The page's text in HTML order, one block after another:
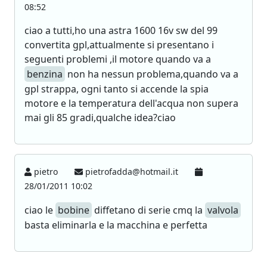
08:52
ciao a tutti,ho una astra 1600 16v sw del 99
convertita gpl,attualmente si presentano i
seguenti problemi ,il motore quando va a
benzina non ha nessun problema,quando va a
gpl strappa, ogni tanto si accende la spia
motore e la temperatura dell'acqua non supera
mai gli 85 gradi,qualche idea?ciao
pietro
pietrofadda@hotmail.it
28/01/2011 10:02
ciao le bobine diffetano di serie cmq la valvola
basta eliminarla e la macchina e perfetta